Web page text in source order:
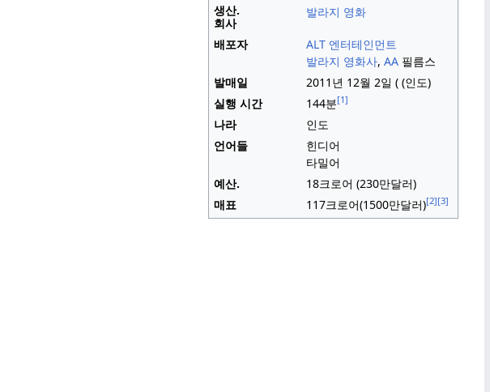
생산.
회사
발라지 영화
배포자
ALT 엔터테인먼트
발라지 영화사, AA 필름스
발매일
2011년 12월 2일 ( (인도)
실행 시간
144분[1]
나라
인도
언어들
힌디어
타밀어
예산.
18크로어 (230만달러)
매표
117크로어(1500만달러)[2][3]